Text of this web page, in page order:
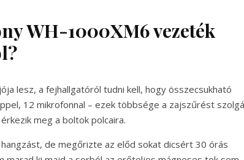
WH-1000XM6 vezeték
lesz, a fejhallgatóról tudni kell, hogy összecsukható
12 mikrofonnal – ezek többsége a zajszűrést
meg a boltok polcaira.
de megőrizte az előd sokat dicsért 30 órás